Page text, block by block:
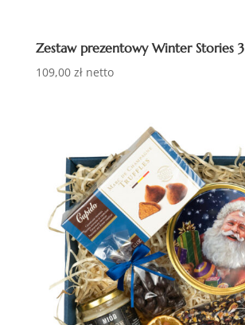
Zestaw prezentowy Winter Stories 3
109,00 zł netto